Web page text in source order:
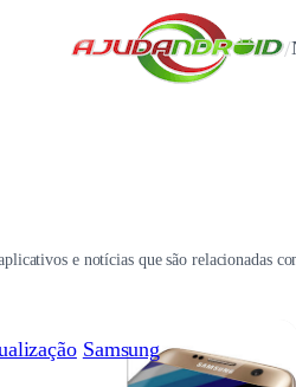
/
e notícias que são relacionadas
Samsung